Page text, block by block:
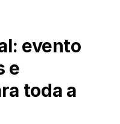
evento
e
toda a